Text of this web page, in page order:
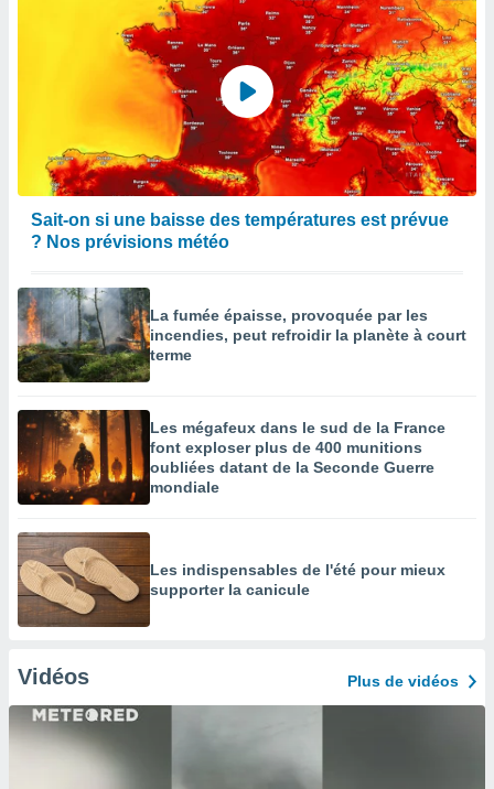
Sait-on si une baisse des températures est prévue
? Nos prévisions météo
La fumée épaisse, provoquée par les
incendies, peut refroidir la planète à court
terme
Les mégafeux dans le sud de la France
font exploser plus de 400 munitions
oubliées datant de la Seconde Guerre
mondiale
Les indispensables de l'été pour mieux
supporter la canicule
Vidéos Plus de vidéos